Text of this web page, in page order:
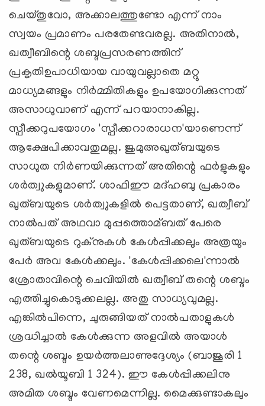
ചെയ്തുവോ, അക്കാലത്തുണ്ടോ എന്ന് നാം
സ്വയം പ്രമാണം പരതേണ്ടവരല്ല. അതിനാല്‍,
ഖത്വീബിന്റെ ശബ്ദപ്രസരണത്തിന്
പ്രകൃതിഉപാധിയായ വായുവല്ലാതെ മറ്റു
മാധ്യമങ്ങളും നിര്‍മ്മിതികളും ഉപയോഗിക്കുന്നത്
അസാധുവാണ് എന്ന് പറയാനാകില്ല.
സ്പീക്കറുപയോഗം 'സ്പീക്കറാരാധന'യാണെന്ന്
ആക്ഷേപിക്കാവതുമല്ല. ജുമുഅഖുത്ബയുടെ
സാധുത നിര്‍ണയിക്കുന്നത് അതിന്റെ ഫര്‍ളുകളും
ശര്‍ത്വുകളുമാണ്. ശാഫിഈ മദ്ഹബു പ്രകാരം
ഖുത്ബയുടെ ശര്‍ത്വുകളില്‍ പെട്ടതാണ്, ഖത്വീബ്
നാല്‍പത് അഥവാ മുപ്പത്തൊമ്ബത് പേരെ
ഖുത്ബയുടെ റുക്‌നുകള്‍ കേള്‍പ്പിക്കലും അത്രയും
പേര്‍ അവ കേള്‍ക്കലും. 'കേള്‍പ്പിക്കലെ'ന്നാല്‍
ശ്രോതാവിന്റെ ചെവിയില്‍ ഖത്വീബ് തന്റെ ശബ്ദം
എത്തിച്ചുകൊടുക്കലല്ല. അതു സാധ്യവുമല്ല.
എങ്കില്‍പിന്നെ, ചുരുങ്ങിയത് നാല്‍പതാളുകള്‍
ശ്രദ്ധിച്ചാല്‍ കേള്‍ക്കുന്ന അളവില്‍ അയാള്‍
തന്റെ ശബ്ദം ഉയര്‍ത്തലാണുദ്ദേശ്യം (ബാജൂരി 1
238, ഖല്‍യൂബി 1 324). ഈ കേള്‍പ്പിക്കലിനു
അമിത ശബ്ദം വേണമെന്നില്ല. മൈക്കുണ്ടാകലും